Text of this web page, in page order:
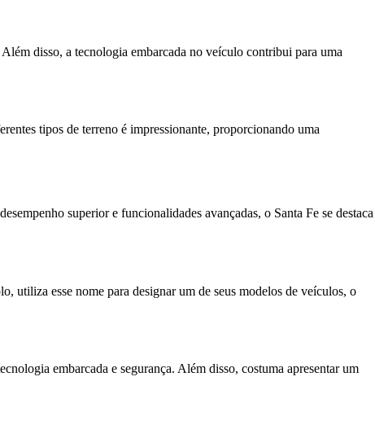
disso, a tecnologia embarcada no veículo contribui para uma
tipos de terreno é impressionante, proporcionando uma
superior e funcionalidades avançadas, o Santa Fe se destaca
utiliza esse nome para designar um de seus modelos de veículos, o
embarcada e segurança. Além disso, costuma apresentar um